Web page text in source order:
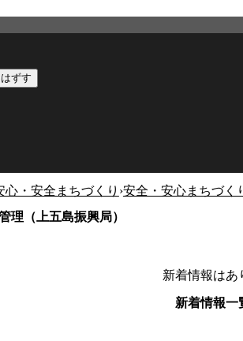
ずす
心・安全まちづくり ›安全・安心まちづく
理（上五島振興局）
新着情報はあ
新着情報一